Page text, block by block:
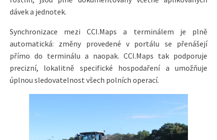
dávek a jednotek.
Synchronizace mezi CCI.Maps a terminálem je plně
automatická: změny provedené v portálu se přenášejí
přímo do terminálu a naopak. CCI.Maps tak podporuje
precizní, lokalitně specifické hospodaření a umožňuje
úplnou sledovatelnost všech polních operací.